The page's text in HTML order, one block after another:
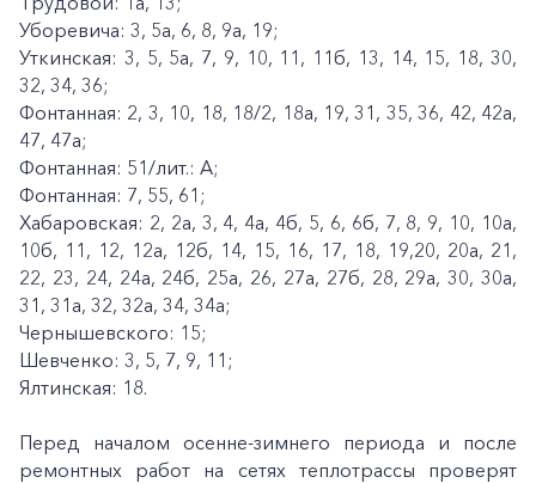
Уборевича: 3, 5а, 6, 8, 9а, 19;
Уткинская: 3, 5, 5а, 7, 9, 10, 11, 11б, 13, 14, 15, 18, 30,
32, 34, 36;
Фонтанная: 2, 3, 10, 18, 18/2, 18а, 19, 31, 35, 36, 42, 42а,
47, 47а;
Фонтанная: 51/лит.: А;
Фонтанная: 7, 55, 61;
Хабаровская: 2, 2а, 3, 4, 4а, 4б, 5, 6, 6б, 7, 8, 9, 10, 10а,
10б, 11, 12, 12а, 12б, 14, 15, 16, 17, 18, 19,20, 20а, 21,
22, 23, 24, 24а, 24б, 25а, 26, 27а, 27б, 28, 29а, 30, 30а,
31, 31а, 32, 32а, 34, 34а;
Чернышевского: 15;
Шевченко: 3, 5, 7, 9, 11;
Ялтинская: 18.
Перед началом осенне-зимнего периода и после
ремонтных работ на сетях теплотрассы проверят